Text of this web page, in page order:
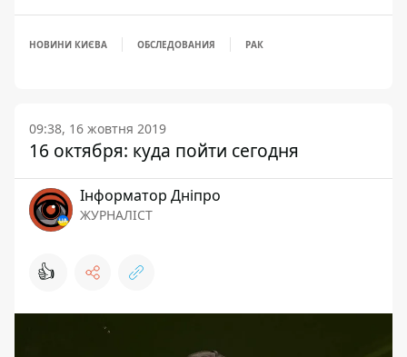
НОВИНИ КИЄВА ОБСЛЕДОВАНИЯ РАК
09:38, 16 жовтня 2019
16 октября: куда пойти сегодня
Інформатор Дніпро
ЖУРНАЛІСТ
👍